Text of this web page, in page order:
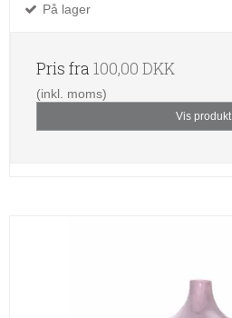
På lager
Pris fra 100,00 DKK
(inkl. moms)
Vis produkt